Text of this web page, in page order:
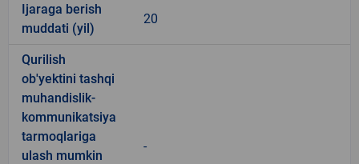
Ijaraga berish
muddati (yil)
20
Qurilish
ob'yektini tashqi
muhandislik-
kommunikatsiya
tarmoqlariga
ulash mumkin
-